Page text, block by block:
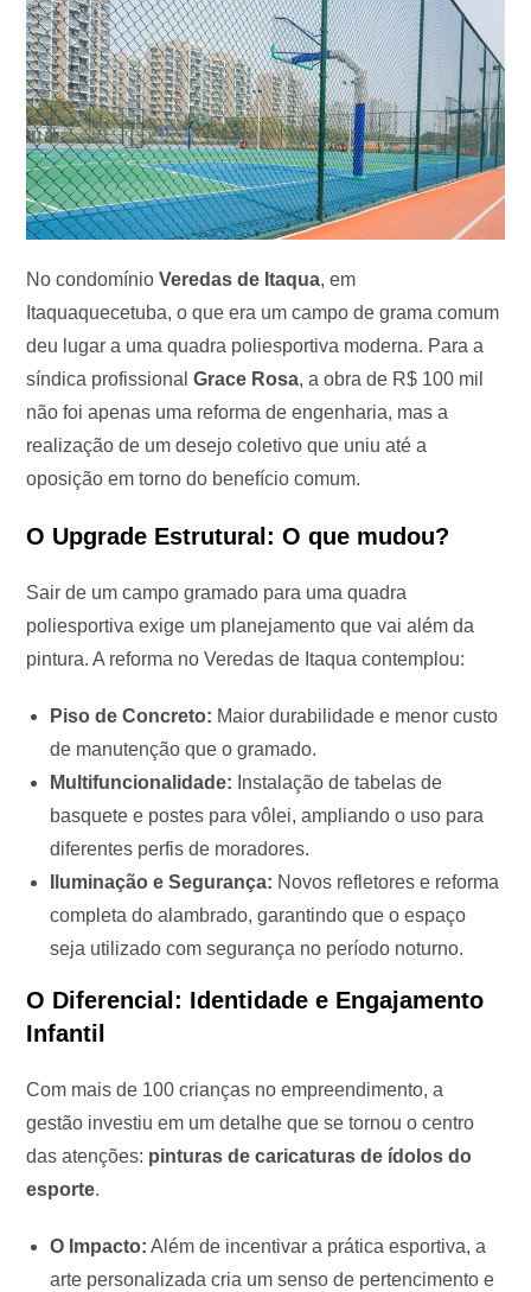
No condomínioVeredas de Itaqua, em
Itaquaquecetuba, o que era um campo de grama comum
deu lugar a uma quadra poliesportiva moderna. Para a
síndica profissionalGrace Rosa, a obra de R$ 100 mil
não foi apenas uma reforma de engenharia, mas a
realização de um desejo coletivo que uniu até a
oposição em torno do benefício comum.
O Upgrade Estrutural: O que mudou?
Sair de um campo gramado para uma quadra
poliesportiva exige um planejamento que vai além da
pintura. A reforma no Veredas de Itaqua contemplou:
Piso de Concreto: Maior durabilidade e menor custo
de manutenção que o gramado.
Multifuncionalidade: Instalação de tabelas de
basquete e postes para vôlei, ampliando o uso para
diferentes perfis de moradores.
Iluminação e Segurança: Novos refletores e reforma
completa do alambrado, garantindo que o espaço
seja utilizado com segurança no período noturno.
O Diferencial: Identidade e Engajamento
Infantil
Com mais de 100 crianças no empreendimento, a
gestão investiu em um detalhe que se tornou o centro
das atenções: pinturas de caricaturas de ídolos do
esporte.
O Impacto: Além de incentivar a prática esportiva, a
arte personalizada cria um senso de pertencimento e